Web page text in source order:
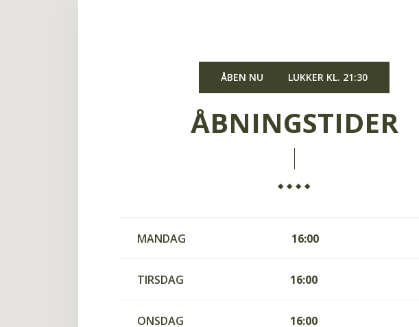
ÅBEN NU LUKKER KL. 21:30
ÅBNINGSTIDER
MANDAG 16:00
TIRSDAG 16:00
ONSDAG 16:00